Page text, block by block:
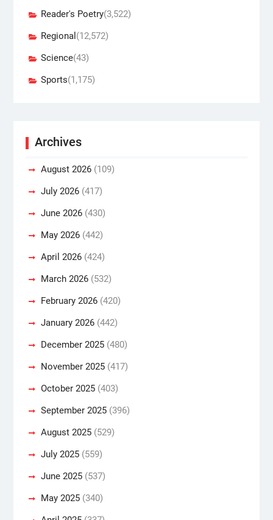
Reader's Poetry(3,522)
Regional (12,572)
Science(43)
Sports(1,175)
Archives
August 2026(109)
July 2026(417)
June 2026(430)
May 2026(442)
April 2026(424)
March 2026(532)
February 2026(420)
January 2026(442)
December 2025(480)
November 2025(417)
October 2025(403)
September 2025(396)
August 2025(529)
July 2025(559)
June 2025(537)
May 2025(340)